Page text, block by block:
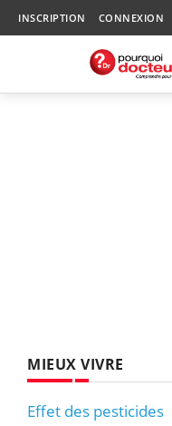
INSCRIPTION CONNEXION
MIEUX VIVRE
Effet des pesticides